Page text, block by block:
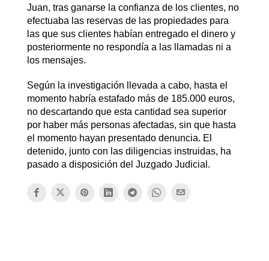
Juan, tras ganarse la confianza de los clientes, no
efectuaba las reservas de las propiedades para
las que sus clientes habían entregado el dinero y
posteriormente no respondía a las llamadas ni a
los mensajes.
Según la investigación llevada a cabo, hasta el
momento habría estafado más de 185.000 euros,
no descartando que esta cantidad sea superior
por haber más personas afectadas, sin que hasta
el momento hayan presentado denuncia. El
detenido, junto con las diligencias instruidas, ha
pasado a disposición del Juzgado Judicial.